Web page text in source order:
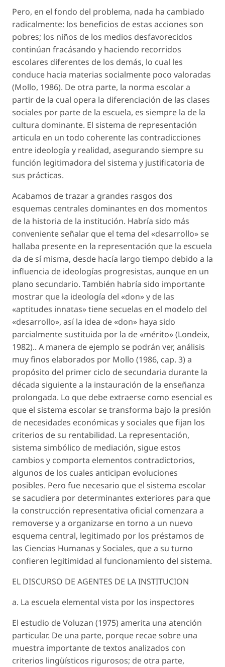
Pero, en el fondo del problema, nada ha cambiado
radicalmente: los beneficios de estas acciones son
pobres; los niños de los medios desfavorecidos
continúan fracásando y haciendo recorridos
escolares diferentes de los demás, lo cual les
conduce hacia materias socialmente poco valoradas
(Mollo, 1986). De otra parte, la norma escolar a
partir de la cual opera la diferenciación de las clases
sociales por parte de la escuela, es siempre la de la
cultura dominante. El sistema de representación
articula en un todo coherente las contradicciones
entre ideología y realidad, asegurando siempre su
función legitimadora del sistema y justificatoria de
sus prácticas.
Acabamos de trazar a grandes rasgos dos
esquemas centrales dominantes en dos momentos
de la historia de la institución. Habría sido más
conveniente señalar que el tema del «desarrollo» se
hallaba presente en la representación que la escuela
da de sí misma, desde hacía largo tiempo debido a la
influencia de ideologías progresistas, aunque en un
plano secundario. También habría sido importante
mostrar que la ideología del «don» y de las
«aptitudes innatas» tiene secuelas en el modelo del
«desarrollo», así la idea de «don» haya sido
parcialmente sustituida por la de «mérito» (Londeix,
1982).. A manera de ejemplo se podrán ver, análisis
muy finos elaborados por Mollo (1986, cap. 3) a
propósito del primer ciclo de secundaria durante la
década siguiente a la instauración de la enseñanza
prolongada. Lo que debe extraerse como esencial es
que el sistema escolar se transforma bajo la presión
de necesidades económicas y sociales que fijan los
criterios de su rentabilidad. La representación,
sistema simbólico de mediación, sigue estos
cambios y comporta elementos contradictorios,
algunos de los cuales anticipan evoluciones
posibles. Pero fue necesario que el sistema escolar
se sacudiera por determinantes exteriores para que
la construcción representativa oficial comenzara a
removerse y a organizarse en torno a un nuevo
esquema central, legitimado por los préstamos de
las Ciencias Humanas y Sociales, que a su turno
confieren legitimidad al funcionamiento del sistema.
EL DISCURSO DE AGENTES DE LA INSTITUCION
a. La escuela elemental vista por los inspectores
El estudio de Voluzan (1975) amerita una atención
particular. De una parte, porque recae sobre una
muestra importante de textos analizados con
criterios lingüísticos rigurosos; de otra parte,